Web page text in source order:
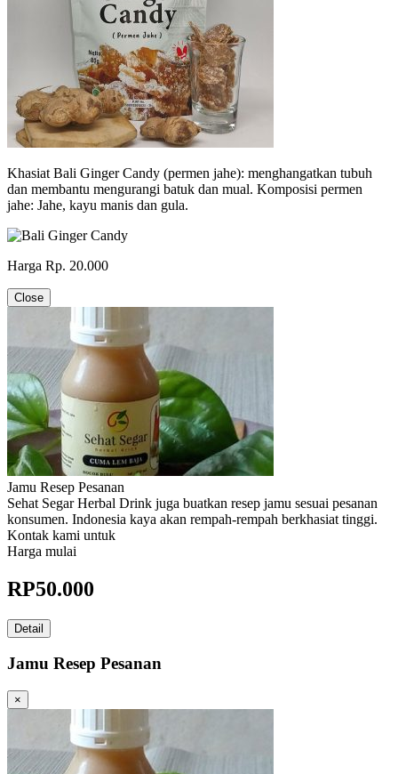
Khasiat Bali Ginger Candy (permen jahe): menghangatkan tubuh
dan membantu mengurangi batuk dan mual. Komposisi permen
jahe: Jahe, kayu manis dan gula.
Harga Rp. 20.000
Close
Jamu Resep Pesanan
Sehat Segar Herbal Drink juga buatkan resep jamu sesuai pesanan
konsumen. Indonesia kaya akan rempah-rempah berkhasiat tinggi.
Kontak kami untuk
Harga mulai
RP50.000
Detail
Jamu Resep Pesanan
×